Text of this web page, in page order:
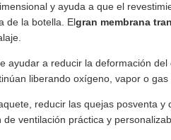
y ayuda a que el
de la botella. Elgran membrana
ayudar a reducir la deformación
liberando oxígeno, vapor o gas
reducir las quejas posventa y
ventilación práctica y